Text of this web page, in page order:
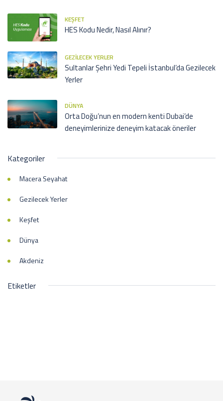
KEŞFET
HES Kodu Nedir, Nasıl Alınır?
GEZILECEK YERLER
Sultanlar Şehri Yedi Tepeli İstanbul’da Gezilecek
Yerler
DÜNYA
Orta Doğu’nun en modern kenti Dubai’de
deneyimlerinize deneyim katacak öneriler
Kategoriler
Macera Seyahat
Gezilecek Yerler
Keşfet
Dünya
Akdeniz
Etiketler